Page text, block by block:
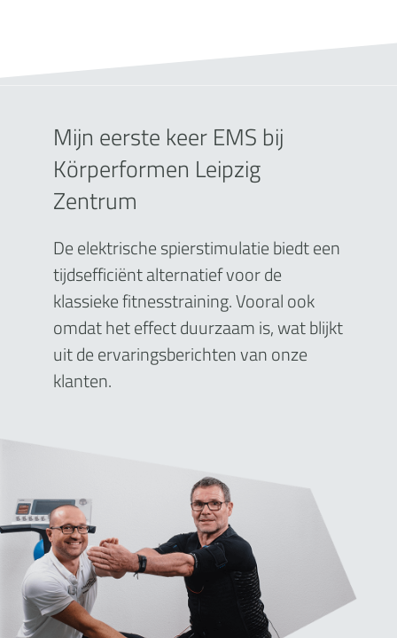
Mijn eerste keer EMS bij
Körperformen Leipzig
Zentrum
De elektrische spierstimulatie biedt een
tijdsefficiënt alternatief voor de
klassieke fitnesstraining. Vooral ook
omdat het effect duurzaam is, wat blijkt
uit de ervaringsberichten van onze
klanten.